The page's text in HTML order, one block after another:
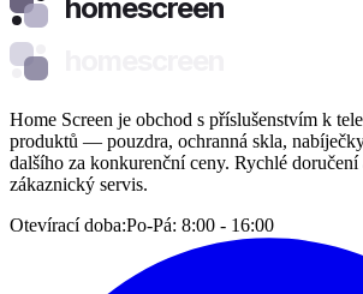
homescreen
Home Screen je obchod s příslušenstvím k
produktů — pouzdra, ochranná skla,
dalšího za konkurenční ceny. Rychlé
zákaznický servis.
Otevírací doba:Po-Pá: 8:00 - 16:00